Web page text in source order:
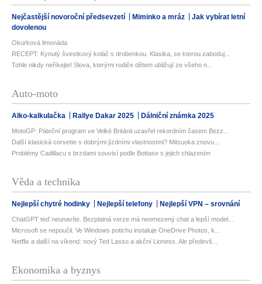
Nejčastější novoroční předsevzetí Miminko a mráz
Jak vybírat letní
dovolenou
Okurková limonáda
RECEPT: Kynutý švestkový koláč s drobenkou. Klasika, se kterou zaboduj...
Tohle nikdy neříkejte! Slova, kterými rodiče dětem ubližují ze všeho n...
Auto-moto
Alko-kalkulačka Rallye Dakar 2025 Dálniční známka 2025
MotoGP: Páteční program ve Velké Británii uzavřel rekordním časem Bezz...
Další klasická corvette s dobrými jízdními vlastnostmi? Mitsuoka znovu...
Problémy Cadillacu s brzdami souvisí podle Bottase s jejich chlazením
Věda a technika
Nejlepší chytré hodinky Nejlepší telefony Nejlepší VPN – srovnání
ChatGPT teď neunavíte. Bezplatná verze má neomezený chat a lepší model...
Microsoft se nepoučil. Ve Windows potichu instaluje OneDrive Photos, k...
Netflix a další na víkend: nový Ted Lasso a akční Lioness. Ale předevš...
Ekonomika a byznys